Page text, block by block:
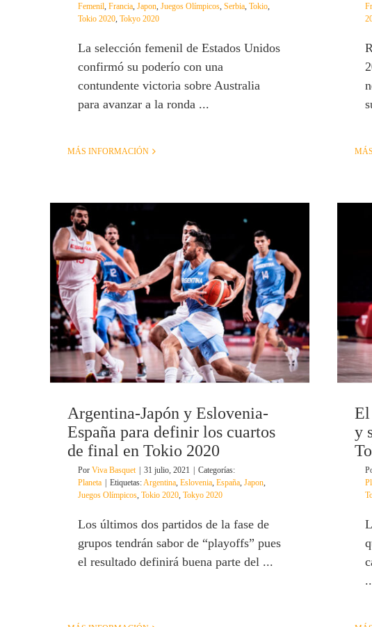
Femenil, Francia, Japon, Juegos Olímpicos, Serbia, Tokio,
Tokio 2020, Tokyo 2020
La selección femenil de Estados Unidos
confirmó su poderío con una
contundente victoria sobre Australia
para avanzar a la ronda ...
MÁS INFORMACIÓN
Argentina-Japón y Eslovenia-
España para definir los cuartos
de final en Tokio 2020
Por Viva Basquet 31 julio, 2021
Categorías:
Planeta
Etiquetas:Argentina, Eslovenia, España, Japon,
Juegos Olímpicos, Tokio 2020, Tokyo 2020
Los últimos dos partidos de la fase de
grupos tendrán sabor de “playoffs” pues
el resultado definirá buena parte del ...
El
y